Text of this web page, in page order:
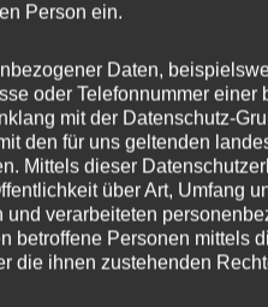
Forming
WHEELS
Person ein.
Daten,
oder Telefonnummer einer
mit der Datenschutz-
den für uns geltenden
Mittels dieser
über Art, Umfang
und verarbeiteten
betroffene Personen mittels
die ihnen zustehenden